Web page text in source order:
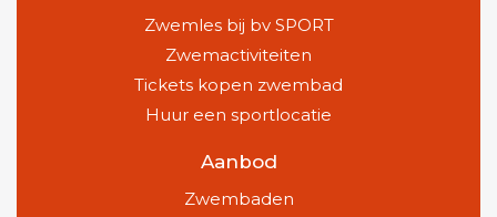
Zwemles bij bv SPORT
Zwemactiviteiten
Tickets kopen zwembad
Huur een sportlocatie
Aanbod
Zwembaden